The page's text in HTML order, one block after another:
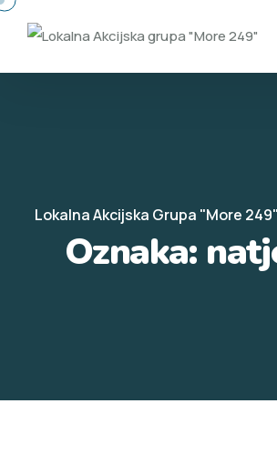
Lokalna Akcijska Grupa "More 249"
Oznaka: